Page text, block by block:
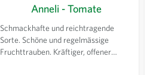
Anneli - Tomate
Schmackhafte und reichtragende
Sorte. Schöne und regelmässige
Fruchttrauben. Kräftiger, offener